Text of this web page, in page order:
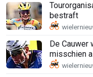
bestraft
De Cauwer
misschien